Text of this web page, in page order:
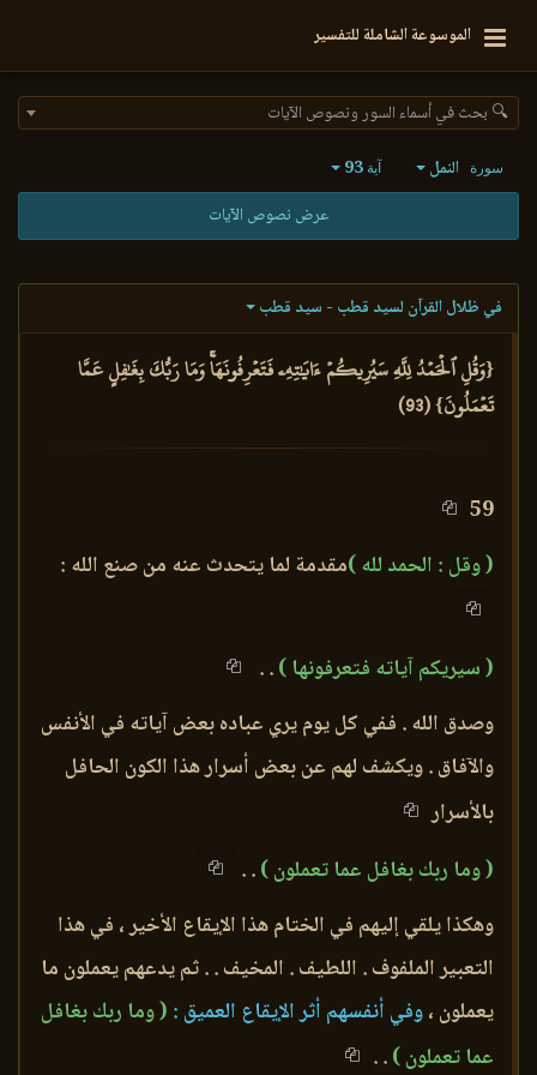
الموسوعة الشاملة للتفسير
🔍 بحث في أسماء السور ونصوص الآيات
سورة النمل آية 93
عرض نصوص الآيات
في ظلال القرآن لسيد قطب - سيد قطب
{وَقُلِ ٱلۡحَمۡدُ لِلَّهِ سَيُرِيكُمۡ ءَايَٰتِهِۦ فَتَعۡرِفُونَهَاۚ وَمَا رَبُّكَ بِغَٰفِلٍ عَمَّا
تَعۡمَلُونَ} (93)
59
( وقل : الحمد لله )مقدمة لما يتحدث عنه من صنع الله :
( سيريكم آياته فتعرفونها ). .
وصدق الله . ففي كل يوم يري عباده بعض آياته في الأنفس
والآفاق . ويكشف لهم عن بعض أسرار هذا الكون الحافل
بالأسرار
( وما ربك بغافل عما تعملون ). .
وهكذا يلقي إليهم في الختام هذا الإيقاع الأخير ، في هذا
التعبير الملفوف . اللطيف . المخيف . . ثم يدعهم يعملون ما
يعملون ،وفي أنفسهم أثر الإيقاع العميق : ( وما ربك بغافل
عما تعملون ). .